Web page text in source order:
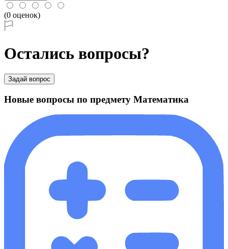
(0 оценок)
Остались вопросы?
Задай вопрос
Новые вопросы по предмету Математика